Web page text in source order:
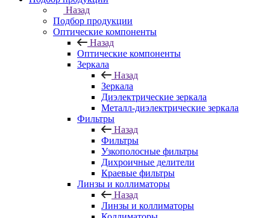
Назад
Подбор продукции
Оптические компоненты
Назад
Оптические компоненты
Зеркала
Назад
Зеркала
Диэлектрические зеркала
Металл-диэлектрические зеркала
Фильтры
Назад
Фильтры
Узкополосные фильтры
Дихроичные делители
Краевые фильтры
Линзы и коллиматоры
Назад
Линзы и коллиматоры